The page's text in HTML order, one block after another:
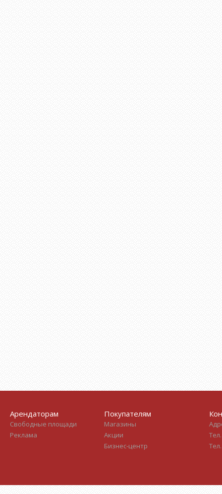
Арендаторам
Свободные площади
Реклама
Покупателям
Магазины
Акции
Бизнес-центр